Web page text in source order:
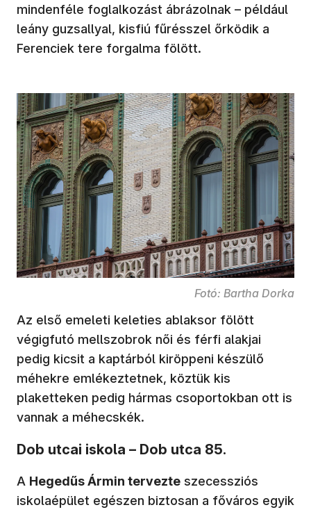
mindenféle foglalkozást ábrázolnak – például
leány guzsallyal, kisfiú fűrésszel őrködik a
Ferenciek tere forgalma fölött.
Fotó: Bartha Dorka
Az első emeleti keleties ablaksor fölött
végigfutó mellszobrok női és férfi alakjai
pedig kicsit a kaptárból kiröppeni készülő
méhekre emlékeztetnek, köztük kis
plaketteken pedig hármas csoportokban ott is
vannak a méhecskék.
Dob utcai iskola – Dob utca 85.
A Hegedűs Ármin tervezte szecessziós
iskolaépület egészen biztosan a főváros egyik